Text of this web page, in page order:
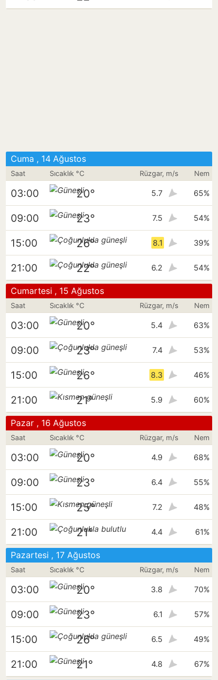
Cuma , 14 Ağustos
Saat Sıcaklık °C Rüzgar, m/s Nem
03:00 20° 5.7 65%
09:00 23° 7.5 54%
15:00 26° 8.1 39%
21:00 22° 6.2 54%
Cumartesi , 15 Ağustos
Saat Sıcaklık °C Rüzgar, m/s Nem
03:00 20° 5.4 63%
09:00 23° 7.4 53%
15:00 26° 8.3 46%
21:00 21° 5.9 60%
Pazar , 16 Ağustos
Saat Sıcaklık °C Rüzgar, m/s Nem
03:00 20° 4.9 68%
09:00 23° 6.4 55%
15:00 25° 7.2 48%
21:00 21° 4.4 61%
Pazartesi , 17 Ağustos
Saat Sıcaklık °C Rüzgar, m/s Nem
03:00 20° 3.8 70%
09:00 23° 6.1 57%
15:00 26° 6.5 49%
21:00 21° 4.8 67%